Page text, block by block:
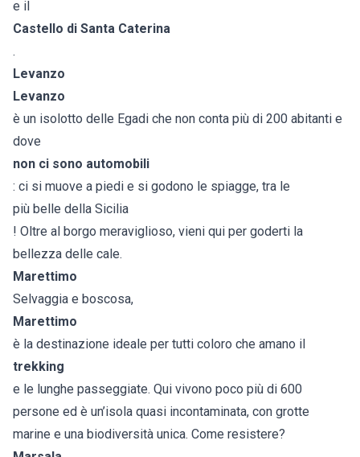
e il
Castello di Santa Caterina
.
Levanzo
Levanzo
è un isolotto delle Egadi che non conta più di 200 abitanti e
dove
non ci sono automobili
: ci si muove a piedi e si godono le spiagge, tra le
più belle della Sicilia
! Oltre al borgo meraviglioso, vieni qui per goderti la
bellezza delle cale.
Marettimo
Selvaggia e boscosa,
Marettimo
è la destinazione ideale per tutti coloro che amano il
trekking
e le lunghe passeggiate. Qui vivono poco più di 600
persone ed è un’isola quasi incontaminata, con grotte
marine e una biodiversità unica. Come resistere?